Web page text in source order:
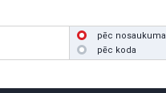
pēc nosaukuma
pēc koda